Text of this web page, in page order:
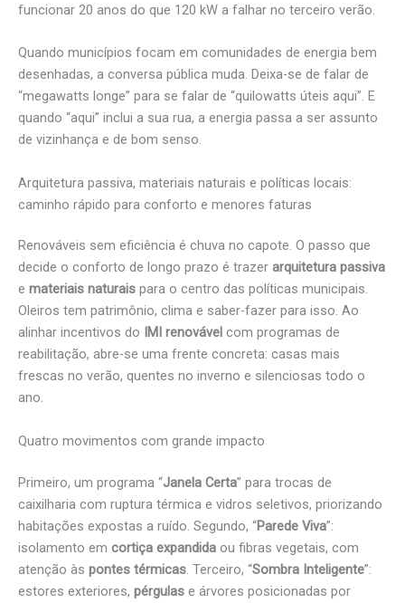
funcionar 20 anos do que 120 kW a falhar no terceiro verão.
Quando municípios focam em comunidades de energia bem
desenhadas, a conversa pública muda. Deixa-se de falar de
“megawatts longe” para se falar de “quilowatts úteis aqui”. E
quando “aqui” inclui a sua rua, a energia passa a ser assunto
de vizinhança e de bom senso.
Arquitetura passiva, materiais naturais e políticas locais:
caminho rápido para conforto e menores faturas
Renováveis sem eficiência é chuva no capote. O passo que
decide o conforto de longo prazo é trazer arquitetura passiva
e materiais naturais para o centro das políticas municipais.
Oleiros tem patrimônio, clima e saber-fazer para isso. Ao
alinhar incentivos do
IMI renovável com programas de
reabilitação, abre-se uma frente concreta: casas mais
frescas no verão, quentes no inverno e silenciosas todo o
ano.
Quatro movimentos com grande impacto
Primeiro, um programa “Janela Certa” para trocas de
caixilharia com ruptura térmica e vidros seletivos, priorizando
habitações expostas a ruído. Segundo, “Parede Viva”:
isolamento em cortiça expandida ou fibras vegetais, com
atenção às pontes térmicas. Terceiro, “Sombra Inteligente”:
estores exteriores, pérgulas e árvores posicionadas por